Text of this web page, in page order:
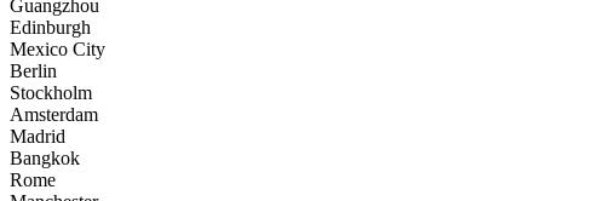
Guangzhou
Edinburgh
Mexico City
Berlin
Stockholm
Amsterdam
Madrid
Bangkok
Rome